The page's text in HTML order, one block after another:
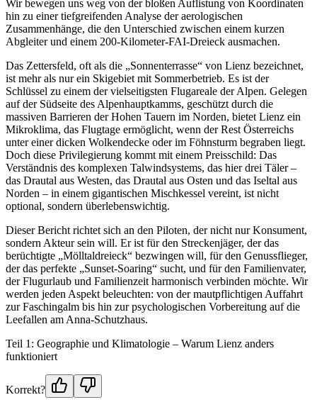
Wir bewegen uns weg von der bloßen Auflistung von Koordinaten
hin zu einer tiefgreifenden Analyse der aerologischen
Zusammenhänge, die den Unterschied zwischen einem kurzen
Abgleiter und einem 200-Kilometer-FAI-Dreieck ausmachen.
Das Zettersfeld, oft als die „Sonnenterrasse“ von Lienz bezeichnet,
ist mehr als nur ein Skigebiet mit Sommerbetrieb. Es ist der
Schlüssel zu einem der vielseitigsten Flugareale der Alpen. Gelegen
auf der Südseite des Alpenhauptkamms, geschützt durch die
massiven Barrieren der Hohen Tauern im Norden, bietet Lienz ein
Mikroklima, das Flugtage ermöglicht, wenn der Rest Österreichs
unter einer dicken Wolkendecke oder im Föhnsturm begraben liegt.
Doch diese Privilegierung kommt mit einem Preisschild: Das
Verständnis des komplexen Talwindsystems, das hier drei Täler –
das Drautal aus Westen, das Drautal aus Osten und das Iseltal aus
Norden – in einem gigantischen Mischkessel vereint, ist nicht
optional, sondern überlebenswichtig.
Dieser Bericht richtet sich an den Piloten, der nicht nur Konsument,
sondern Akteur sein will. Er ist für den Streckenjäger, der das
berüchtigte „Mölltaldreieck“ bezwingen will, für den Genussflieger,
der das perfekte „Sunset-Soaring“ sucht, und für den Familienvater,
der Flugurlaub und Familienzeit harmonisch verbinden möchte. Wir
werden jeden Aspekt beleuchten: von der mautpflichtigen Auffahrt
zur Faschingalm bis hin zur psychologischen Vorbereitung auf die
Leefallen am Anna-Schutzhaus.
Teil 1: Geographie und Klimatologie – Warum Lienz anders
funktioniert
Korrekt?